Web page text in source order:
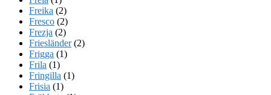
Freika (2)
Fresco (2)
Frezja (2)
Friesländer(2)
Frigga (1)
Frila (1)
Fringilla (1)
Frisia (1)